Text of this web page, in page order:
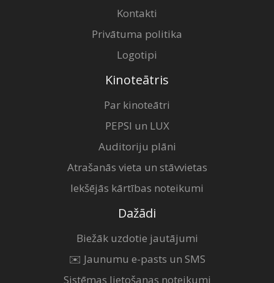
Kontakti
Privātuma politika
Logotipi
Kinoteātris
Par kinoteātri
PEPSI un LUX
Auditoriju plāni
Atrašanās vieta un stāvvietas
Iekšējās kārtības noteikumi
Dažādi
Biežāk uzdotie jautājumi
✉️ Jaunumu e-pasts un SMS
Sistēmas lietošanas noteikumi